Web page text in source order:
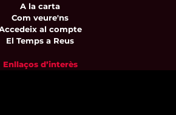
A la carta
Com veure'ns
al compte
El Temps a Reus
Enllaços d’interès